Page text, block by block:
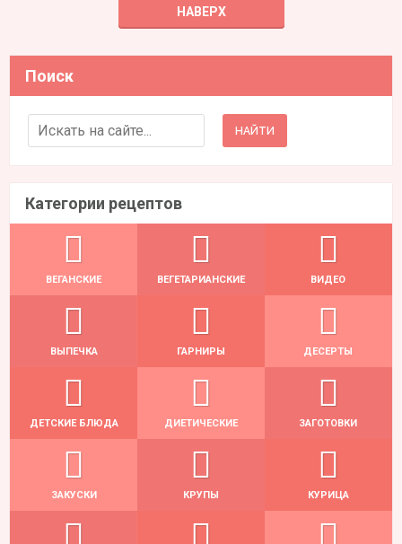
НАВЕРХ
Поиск
Search for:
Категории рецептов
ВЕГАНСКИЕ ВЕГЕТАРИАНСКИЕ ВИДЕО
ВЫПЕЧКА ГАРНИРЫ ДЕСЕРТЫ
ДЕТСКИЕ БЛЮДА ДИЕТИЧЕСКИЕ ЗАГОТОВКИ
ЗАКУСКИ КРУПЫ КУРИЦА